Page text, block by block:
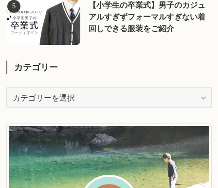
【小学生の卒業式】男子のカジュ
アルすぎずフォーマルすぎない着
回しできる服装をご紹介
カテゴリー
リ
ー